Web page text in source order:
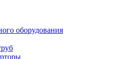
оборудования